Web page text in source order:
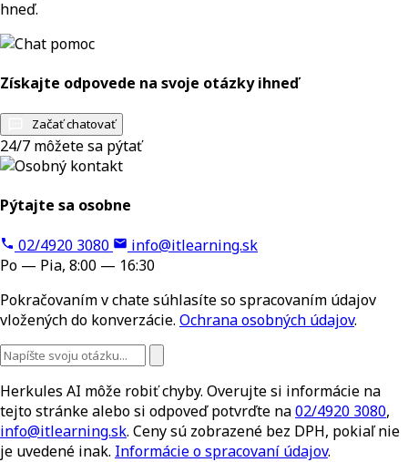
hneď.
Získajte odpovede na svoje otázky ihneď
Začať chatovať
24/7 môžete sa pýtať
Pýtajte sa osobne
02/4920 3080
info@itlearning.sk
Po — Pia, 8:00 — 16:30
Pokračovaním v chate súhlasíte so spracovaním údajov
vložených do konverzácie. Ochrana osobných údajov.
Herkules AI môže robiť chyby. Overujte si informácie na
tejto stránke alebo si odpoveď potvrďte na02/4920 3080,
info@itlearning.sk. Ceny sú zobrazené bez DPH, pokiaľ nie
je uvedené inak. Informácie o spracovaní údajov.